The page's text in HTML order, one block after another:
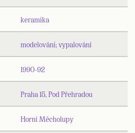
keramika
modelování; vypalování
1990-92
Praha 15, Pod Přehradou
Horní Měcholupy